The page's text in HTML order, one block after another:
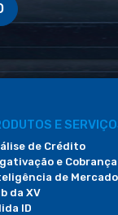
E
de Crédito
e Cobrança
de Mercado
da XV
ID